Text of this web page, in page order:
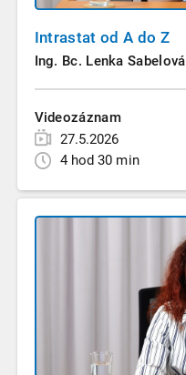
Intrastat od A do Z
Ing. Bc. Lenka Sabelová
Videozáznam
27.5.2026
4 hod 30 min